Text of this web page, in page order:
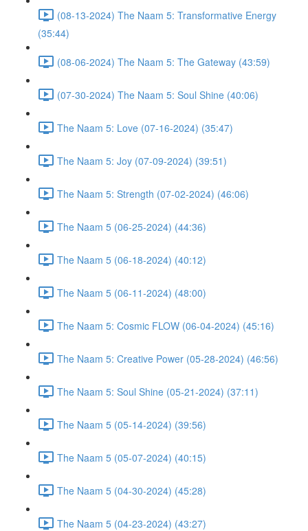
(08-13-2024) The Naam 5: Transformative Energy
(35:44)
(08-06-2024) The Naam 5: The Gateway (43:59)
(07-30-2024) The Naam 5: Soul Shine (40:06)
The Naam 5: Love (07-16-2024) (35:47)
The Naam 5: Joy (07-09-2024) (39:51)
The Naam 5: Strength (07-02-2024) (46:06)
The Naam 5 (06-25-2024) (44:36)
The Naam 5 (06-18-2024) (40:12)
The Naam 5 (06-11-2024) (48:00)
The Naam 5: Cosmic FLOW (06-04-2024) (45:16)
The Naam 5: Creative Power (05-28-2024) (46:56)
The Naam 5: Soul Shine (05-21-2024) (37:11)
The Naam 5 (05-14-2024) (39:56)
The Naam 5 (05-07-2024) (40:15)
The Naam 5 (04-30-2024) (45:28)
The Naam 5 (04-23-2024) (43:27)